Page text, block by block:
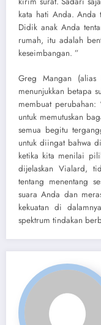
kata hati Anda.
Didik anak Anda
rumah, itu adalah
keseimbangan. ”
Greg Mangan
menunjukkan betapa
membuat perubahan:
untuk memutuskan
semua begitu
untuk diingat bahwa
ketika kita menilai
dijelaskan Vialard,
tentang menentang
suara Anda dan
kekuatan di
spektrum tindakan